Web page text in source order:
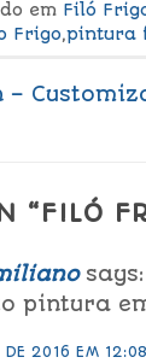
em Filó
Frigo,pintura
–
“FILÓ
says:
pintura
DE 2016 EM 12:08